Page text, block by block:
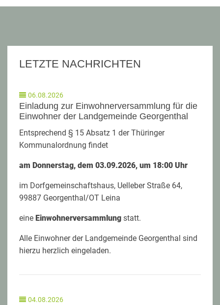
LETZTE NACHRICHTEN
06.08.2026
Einladung zur Einwohnerversammlung für die
Einwohner der Landgemeinde Georgenthal
Entsprechend § 15 Absatz 1 der Thüringer
Kommunalordnung findet
am Donnerstag, dem 03.09.2026, um 18:00 Uhr
im Dorfgemeinschaftshaus, Uelleber Straße 64,
99887 Georgenthal/OT Leina
eine Einwohnerversammlung statt.
Alle Einwohner der Landgemeinde Georgenthal sind
hierzu herzlich eingeladen.
04.08.2026